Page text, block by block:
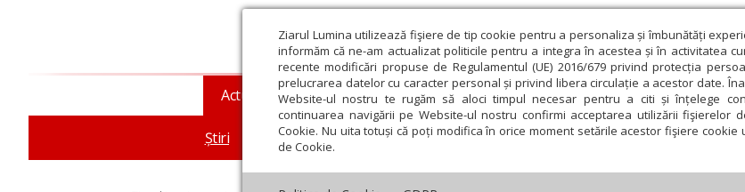
Ziarul Lumina utilizează fişiere de tip cookie pentru a personaliza și îmbunătăți
informăm că ne-am actualizat politicile pentru a integra în acestea și în activitatea
recente modificări propuse de Regulamentul (UE) 2016/679 privind protecția
prelucrarea datelor cu caracter personal și privind libera circulație a acestor date.
Website-ul nostru te rugăm să aloci timpul necesar pentru a citi și înțelege
continuarea navigării pe Website-ul nostru confirmi acceptarea utilizării fişierelor
Cookie. Nu uita totuși că poți modifica în orice moment setările acestor fişiere
de Cookie.
Actualitate religioasă
Știri Mesaje și cuvântări An omagial Comunicate de presă
Teologie și spiritualitate Educaţie și Cultură